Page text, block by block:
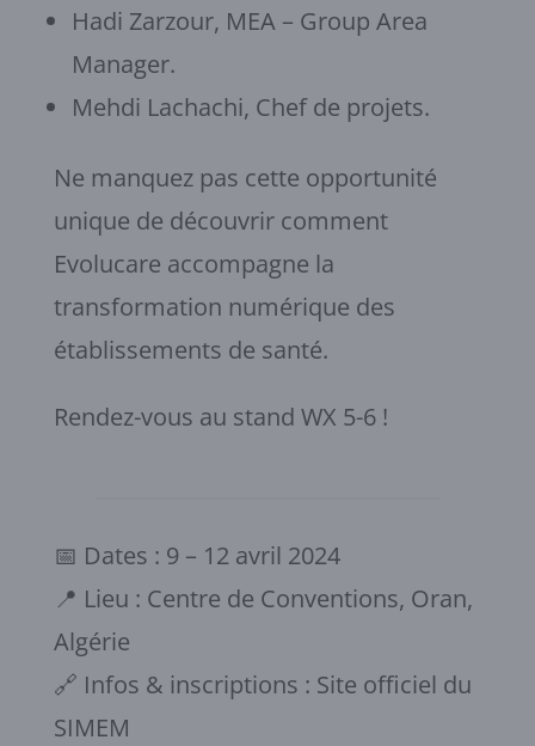
Hadi Zarzour, MEA – Group Area
Manager.
Mehdi Lachachi, Chef de projets.
Ne manquez pas cette opportunité
unique de découvrir comment
Evolucare accompagne la
transformation numérique des
établissements de santé.
Rendez-vous au stand WX 5-6 !
📅 Dates : 9 – 12 avril 2024
📍 Lieu : Centre de Conventions, Oran,
Algérie
🔗 Infos & inscriptions : Site officiel du
SIMEM